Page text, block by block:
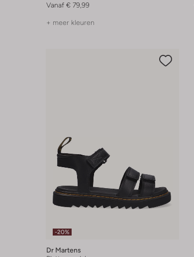
Vanaf € 79,99
+ meer kleuren
-20%
Dr Martens